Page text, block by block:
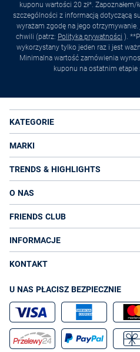
kuponu wartości 20 zł*.
szczególności z informacją dotyczącą
wyrażam zgodę na jego otrzymywanie.
chwili (patrz: Polityka prywatności ).
wykorzystany tylko jeden raz i jest
Minimalna wartość zamówienia
kuponu na ostatnim etapie
KATEGORIE
MARKI
TRENDS & HIGHLIGHTS
O NAS
FRIENDS CLUB
INFORMACJE
KONTAKT
U NAS PŁACISZ BEZPIECZNIE